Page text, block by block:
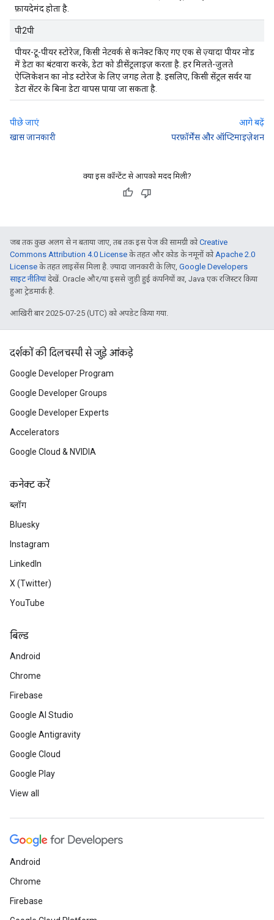
फ़ायदेमंद होता है.
पी2पी
पीयर-टू-पीयर स्टोरेज, किसी नेटवर्क से कनेक्ट किए गए एक से ज़्यादा पीयर नोड
में डेटा का बंटवारा करके, डेटा को डीसेंट्रलाइज़ करता है. हर मिलते-जुलते
ऐप्लिकेशन का नोड स्टोरेज के लिए जगह लेता है. इसलिए, किसी सेंट्रल सर्वर या
डेटा सेंटर के बिना डेटा वापस पाया जा सकता है.
पीछे जाएं
खास जानकारी
आगे बढ़ें
परफ़ॉर्मेंस और ऑप्टिमाइज़ेशन
क्या इस कॉन्टेंट से आपको मदद मिली?
जब तक कुछ अलग से न बताया जाए, तब तक इस पेज की सामग्री कोCreative
Commons Attribution 4.0 License के तहत और कोड के नमूनों कोApache 2.0
License के तहत लाइसेंस मिला है. ज़्यादा जानकारी के लिए, Google Developers
साइट नीतियांदेखें. Oracle और/या इससे जुड़ी हुई कंपनियों का, Java एक रजिस्टर किया
हुआ ट्रेडमार्क है.
आखिरी बार 2025-07-25 (UTC) को अपडेट किया गया.
दर्शकों की दिलचस्पी से जुड़े आंकड़े
Google Developer Program
Google Developer Groups
Google Developer Experts
Accelerators
Google Cloud & NVIDIA
कनेक्ट करें
ब्लॉग
Bluesky
Instagram
LinkedIn
X (Twitter)
YouTube
बिल्ड
Android
Chrome
Firebase
Google AI Studio
Google Antigravity
Google Cloud
Google Play
View all
Android
Chrome
Firebase